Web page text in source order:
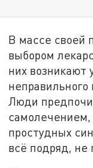
В массе своей
выбором
них возникают
Люди
самолечением,
простудных
всё подряд, не